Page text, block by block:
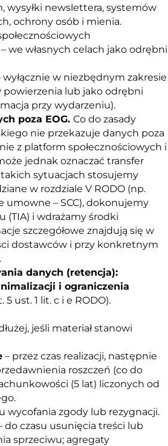
wysyłki newslettera, systemów
ochrony osób i mienia.
we własnych celach jako odrębni
w niezbędnym zakresie
lub jako odrębni
przy wydarzeniu).
poza EOG. Co do zasady
nie przekazuje danych poza
z platform społecznościowych i
jednak oznaczać transfer
takich sytuacjach stosujemy
w rozdziale V RODO (np.
umowne – SCC), dokonujemy
(TIA) i wdrażamy środki
szczegółowe znajdują się w
dostawców i przy konkretnym
danych (retencja):
i ograniczenia
5 ust. 1 lit. c i e RODO).
jeśli materiał stanowi
– przez czas realizacji, następnie
roszczeń (co do
(5 lat) liczonych od
wycofania zgody lub rezygnacji.
do czasu usunięcia treści lub
sprzeciwu; agregaty